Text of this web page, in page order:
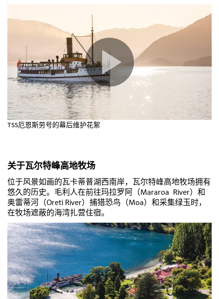
TSS厄恩斯劳号的幕后维护花絮
关于瓦尔特峰高地牧场
位于风景如画的瓦卡蒂普湖西南岸，瓦尔特峰高地牧场拥有
悠久的历史。毛利人在前往玛拉罗阿（Mararoa River）和
奥雷蒂河（Oreti River）捕猎恐鸟（Moa）和采集绿玉时，
在牧场遮蔽的海湾扎营住宿。